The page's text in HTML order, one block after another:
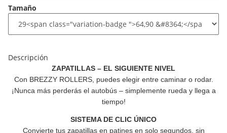
Tamaño
Descripción
ZAPATILLAS – EL SIGUIENTE NIVEL
Con BREZZY ROLLERS, puedes elegir entre caminar o rodar.
¡Nunca más perderás el autobús – simplemente rueda y llega a
tiempo!
SISTEMA DE CLIC ÚNICO
Convierte tus zapatillas en patines en solo segundos, sin